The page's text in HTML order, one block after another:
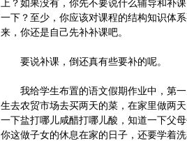
上？如果没有，你先不要说什么辅导和补
一下？至少，你应该对课程的结构知识体
来，你还是自己先补补课吧。
要说补课，倒还真有些要补的呢。
我给学生布置的语文假期作业中，第一
生去农贸市场去买两天的菜，在家里做两
一下盐打哪儿咸醋打哪儿酸，知道一下父
你这做子女的休息在家的日子，还要学着